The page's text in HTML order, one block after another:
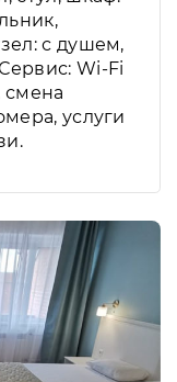
с душем,
Wi-Fi
смена
услуги